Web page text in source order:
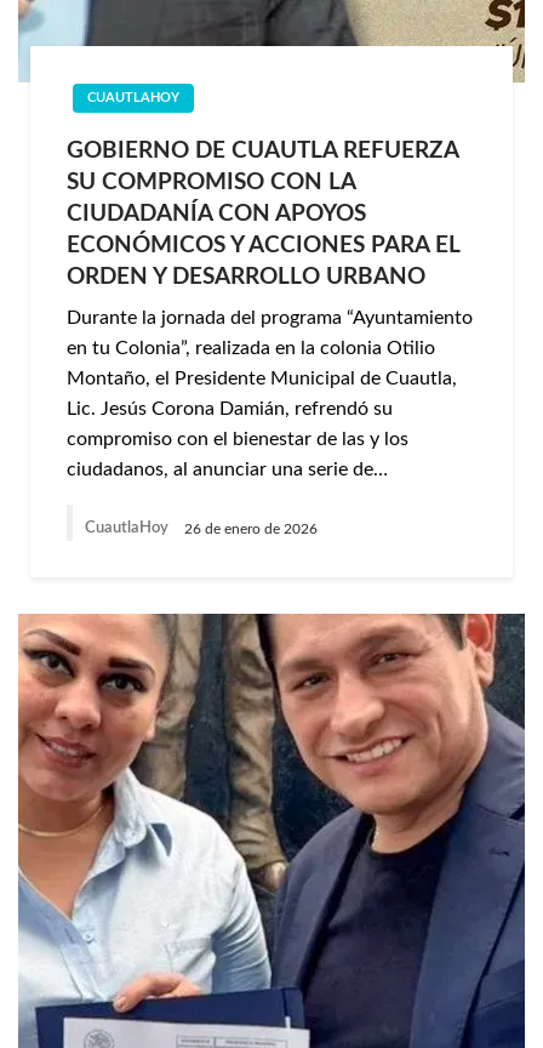
CUAUTLAHOY
GOBIERNO DE CUAUTLA REFUERZA
SU COMPROMISO CON LA
CIUDADANÍA CON APOYOS
ECONÓMICOS Y ACCIONES PARA EL
ORDEN Y DESARROLLO URBANO
Durante la jornada del programa “Ayuntamiento
en tu Colonia”, realizada en la colonia Otilio
Montaño, el Presidente Municipal de Cuautla,
Lic. Jesús Corona Damián, refrendó su
compromiso con el bienestar de las y los
ciudadanos, al anunciar una serie de…
CuautlaHoy 26 de enero de 2026